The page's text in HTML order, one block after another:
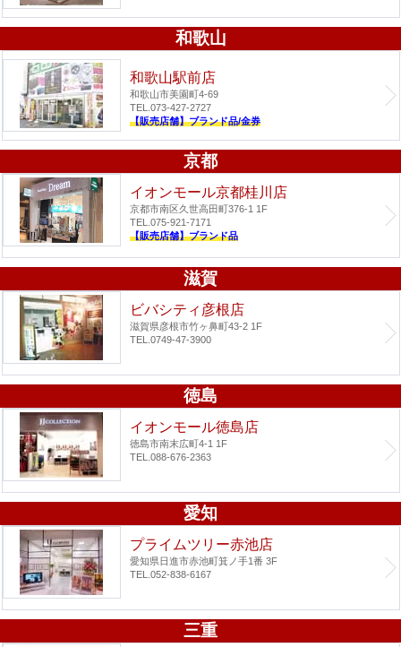
和歌山
和歌山駅前店
和歌山市美園町4-69
TEL.073-427-2727
【販売店舗】ブランド品/金券
京都
イオンモール京都桂川店
京都市南区久世高田町376-1 1F
TEL.075-921-7171
【販売店舗】ブランド品
滋賀
ビバシティ彦根店
滋賀県彦根市竹ヶ鼻町43-2 1F
TEL.0749-47-3900
徳島
イオンモール徳島店
徳島市南末広町4-1 1F
TEL.088-676-2363
愛知
プライムツリー赤池店
愛知県日進市赤池町箕ノ手1番 3F
TEL.052-838-6167
三重